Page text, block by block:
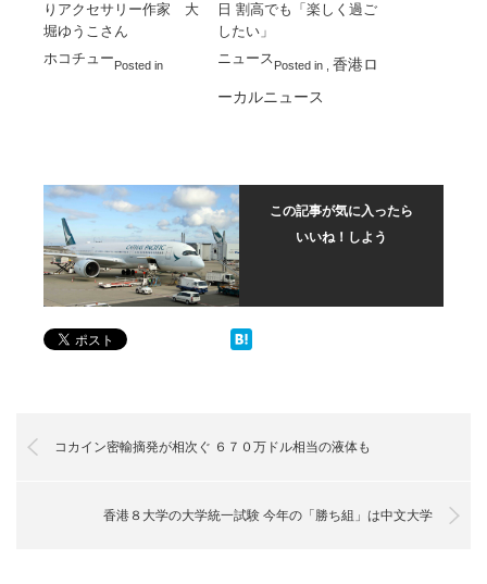
りアクセサリー作家 大
堀ゆうこさん
Posted in
ホコチュー
日 割高でも「楽しく過ご
したい」
Posted in
ニュース
香港ロ
ーカルニュース
この記事が気に入ったら
いいね！しよう
コカイン密輸摘発が相次ぐ ６７０万ドル相当の液体も
香港８大学の大学統一試験 今年の「勝ち組」は中文大学